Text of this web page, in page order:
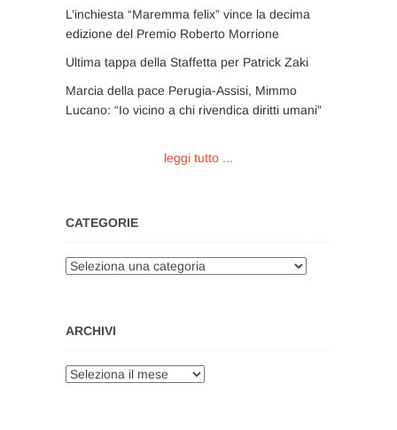
L’inchiesta “Maremma felix” vince la decima
edizione del Premio Roberto Morrione
Ultima tappa della Staffetta per Patrick Zaki
Marcia della pace Perugia-Assisi, Mimmo
Lucano: “Io vicino a chi rivendica diritti umani”
leggi tutto ...
CATEGORIE
Categorie
ARCHIVI
Archivi